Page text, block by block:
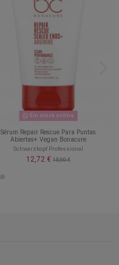
Sin stock online
Sérum Repair Rescue Para Puntas
Abiertas+ Vegan Bonacure
Schwarzkopf Professional
12,72 € 15,90 €